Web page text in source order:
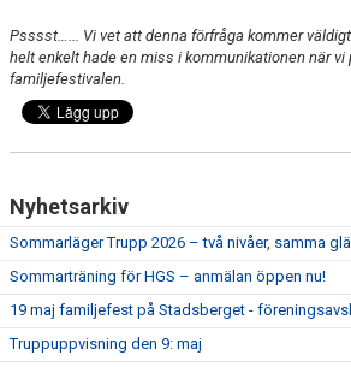
Psssst…... Vi vet att denna förfråga kommer
helt enkelt hade en miss i kommunikationen när vi
familjefestivalen.
Nyhetsarkiv
Sommarläger Trupp 2026 – två nivåer, samma
Sommarträning för HGS – anmälan öppen nu!
19 maj familjefest på Stadsberget -
Truppuppvisning den 9: maj